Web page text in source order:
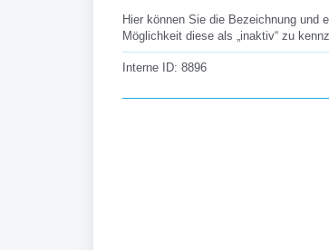
Hier können Sie die Bezeichnung und
Möglichkeit diese als „inaktiv“ zu
Interne ID: 8896